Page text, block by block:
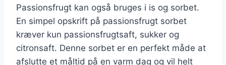
Passionsfrugt kan også bruges i is og sorbet.
En simpel opskrift på passionsfrugt sorbet
kræver kun passionsfrugtsaft, sukker og
citronsaft. Denne sorbet er en perfekt måde at
afslutte et måltid på en varm dag og vil helt